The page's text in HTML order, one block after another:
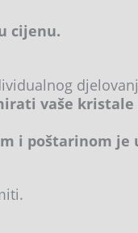
cijenu.
vaše
i poštarinom je